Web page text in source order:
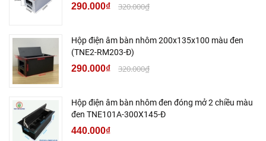
290.000₫ 320.000₫
Hộp điện âm bàn nhôm 200x135x100 màu đen
(TNE2-RM203-Đ)
290.000₫ 320.000₫
Hộp điện âm bàn nhôm đen đóng mở 2 chiều màu
đen TNE101A-300X145-Đ
440.000₫